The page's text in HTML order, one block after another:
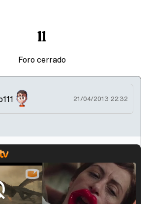
ll
Foro cerrado
21/04/2013 22:32